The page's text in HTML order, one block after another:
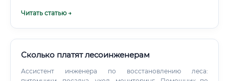
Читать статью →
Сколько платят лесоинженерам
Ассистент инженера по восстановлению леса: